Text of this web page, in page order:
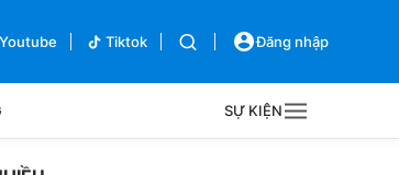
Youtube Tiktok Đăng nhập
SỰ KIỆN